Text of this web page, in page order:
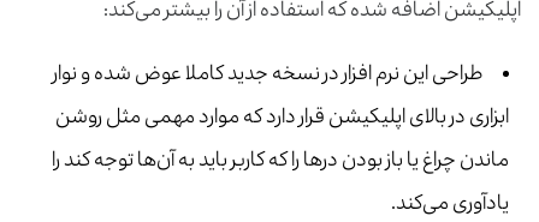
اپلیکیشن اضافه شده که استفاده از آن را بیشتر می‌کند:
طراحی این نرم افزار در نسخه جدید کاملا عوض شده و نوار
ابزاری در بالای اپلیکیشن قرار دارد که موارد مهمی مثل روشن
ماندن چراغ یا باز بودن درها را که کاربر باید به آن‌ها توجه کند را
یادآوری می‌کند.